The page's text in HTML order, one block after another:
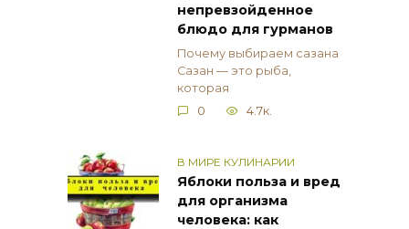
непревзойденное
блюдо для гурманов
Почему выбираем сазана
Сазан — это рыба,
которая
0
4.7к.
В МИРЕ КУЛИНАРИИ
Яблоки польза и вред
для организма
человека: как